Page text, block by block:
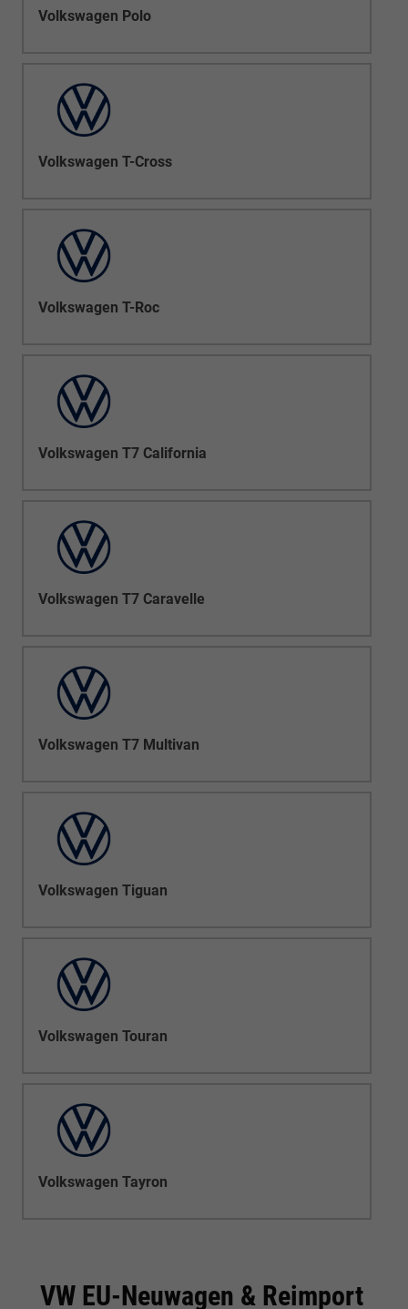
Volkswagen Polo
Volkswagen T-Cross
Volkswagen T-Roc
Volkswagen T7 California
Volkswagen T7 Caravelle
Volkswagen T7 Multivan
Volkswagen Tiguan
Volkswagen Touran
Volkswagen Tayron
VW EU-Neuwagen & Reimport